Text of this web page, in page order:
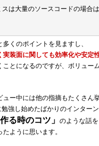
スは大量のソースコードの場合
くのポイントを見ますし、
実装面に関しても効率化や安定
ことになるのですが、ボリュー
ュー中には他の指摘もたくさん
強し始めたばかりのインターン
る時のコツ」 のような話を
ように思います。